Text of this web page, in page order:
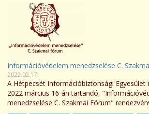
Információvédelem menedzselése C.
2022.02.17.
A Hétpecsét Információbiztonsági Egyesület
2022 március 16-án tartandó,
menedzselése C. Szakmai Fórum"